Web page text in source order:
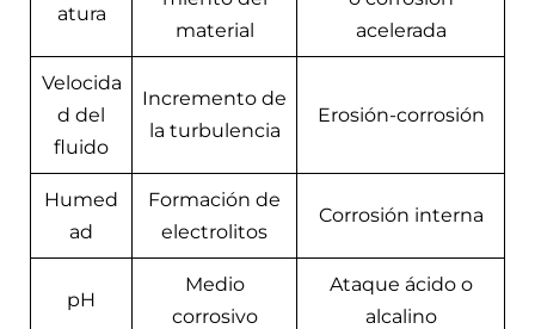
atura
material
acelerada
Velocida
d del
fluido
Incremento de
la turbulencia
Erosión-corrosión
Humed
ad
Formación de
electrolitos
Corrosión interna
pH
Medio
corrosivo
Ataque ácido o
alcalino